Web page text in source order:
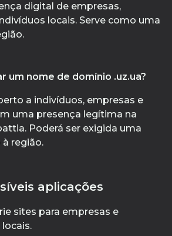
digital de empresas,
locais. Serve como uma
um nome de domínio .uz.ua?
a indivíduos, empresas e
uma presença legítima na
Poderá ser exigida uma
região.
aplicações
sites para empresas e